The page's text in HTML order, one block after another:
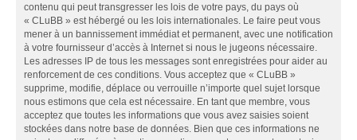
contenu qui peut transgresser les lois de votre pays, du pays où
« CLuBB » est hébergé ou les lois internationales. Le faire peut vous
mener à un bannissement immédiat et permanent, avec une notification
à votre fournisseur d’accès à Internet si nous le jugeons nécessaire.
Les adresses IP de tous les messages sont enregistrées pour aider au
renforcement de ces conditions. Vous acceptez que « CLuBB »
supprime, modifie, déplace ou verrouille n’importe quel sujet lorsque
nous estimons que cela est nécessaire. En tant que membre, vous
acceptez que toutes les informations que vous avez saisies soient
stockées dans notre base de données. Bien que ces informations ne